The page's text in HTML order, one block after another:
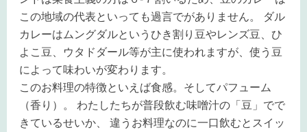
この地域の代表といっても過言でがありません。 ダル
カレーはムングダルというひき割り豆やレンズ豆、ひ
よこ豆、ウタドダール等が主に使われますが、使う豆
によって味わいが変わります。
このお料理の特徴といえば食感。そしてパフューム
（香り）。 わたしたちが普段飲む味噌汁の「豆」でで
きているせいか、 違うお料理なのに一口飲むとスイッ